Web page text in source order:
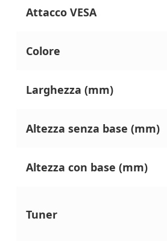
Attacco VESA
Colore
Larghezza (mm)
Altezza senza base (mm)
Altezza con base (mm)
Tuner